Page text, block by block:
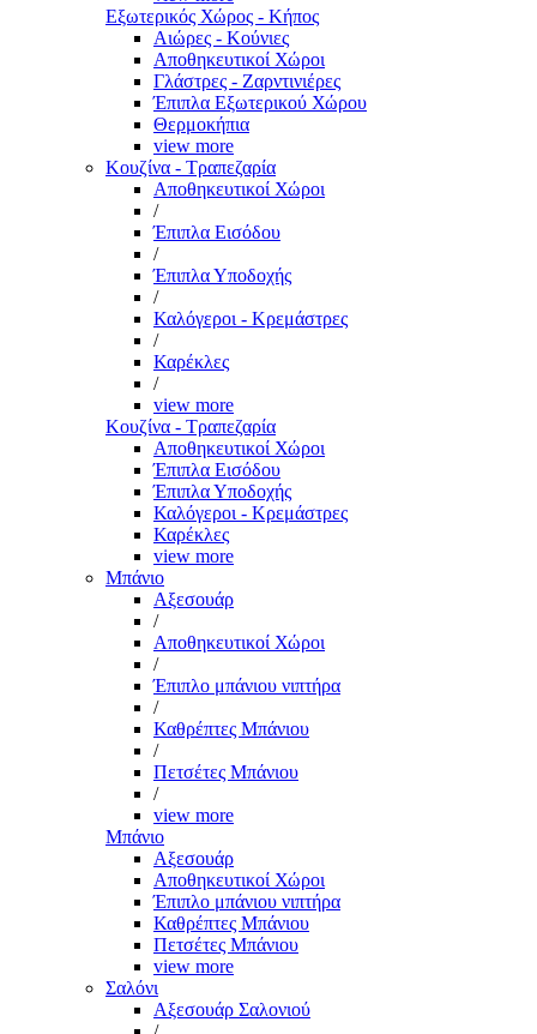
Εξωτερικός Χώρος - Κήπος
Αιώρες - Κούνιες
Αποθηκευτικοί Χώροι
Γλάστρες - Ζαρντινιέρες
Έπιπλα Εξωτερικού Χώρου
Θερμοκήπια
view more
Κουζίνα - Τραπεζαρία
Αποθηκευτικοί Χώροι
/
Έπιπλα Εισόδου
/
Έπιπλα Υποδοχής
/
Καλόγεροι - Κρεμάστρες
/
Καρέκλες
/
view more
Κουζίνα - Τραπεζαρία
Αποθηκευτικοί Χώροι
Έπιπλα Εισόδου
Έπιπλα Υποδοχής
Καλόγεροι - Κρεμάστρες
Καρέκλες
view more
Μπάνιο
Αξεσουάρ
/
Αποθηκευτικοί Χώροι
/
Έπιπλο μπάνιου νιπτήρα
/
Καθρέπτες Μπάνιου
/
Πετσέτες Μπάνιου
/
view more
Μπάνιο
Αξεσουάρ
Αποθηκευτικοί Χώροι
Έπιπλο μπάνιου νιπτήρα
Καθρέπτες Μπάνιου
Πετσέτες Μπάνιου
view more
Σαλόνι
Αξεσουάρ Σαλονιού